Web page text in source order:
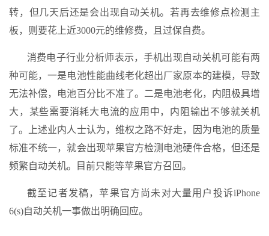
转，但几天后还是会出现自动关机。若再去维修点检测主
板，则要花上近3000元的维修费，且过保自费。
消费电子行业分析师表示，手机出现自动关机可能有两
种可能，一是电池性能曲线老化超出厂家原本的建模，导致
无法补偿，电池百分比不准了。二是电池老化，内阻极具增
大，某些需要消耗大电流的应用中，内阻输出不够就关机
了。上述业内人士认为，维权之路不好走，因为电池的质量
标准不统一，就会出现苹果官方检测电池硬件合格，但还是
频繁自动关机。目前只能等苹果官方召回。
截至记者发稿，苹果官方尚未对大量用户投诉iPhone
6(s)自动关机一事做出明确回应。